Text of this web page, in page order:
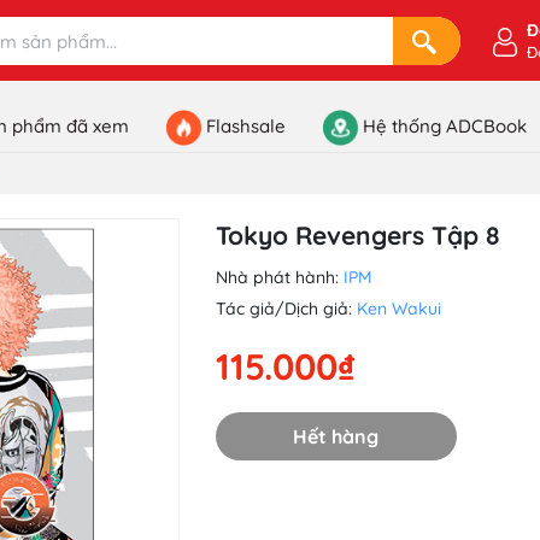
phẩm đã xem Flashsale Hệ thống ADCBook
Tokyo Revengers Tập 8
Nhà phát hành: IPM
Tác giả/Dịch giả: Ken Wakui
115.000₫
Hết hàng